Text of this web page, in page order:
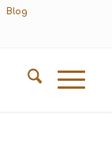
Blog